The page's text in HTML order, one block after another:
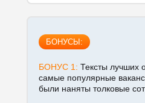
БОНУСЫ:
БОНУС 1: Тексты лучших
самые популярные
были наняты толковые